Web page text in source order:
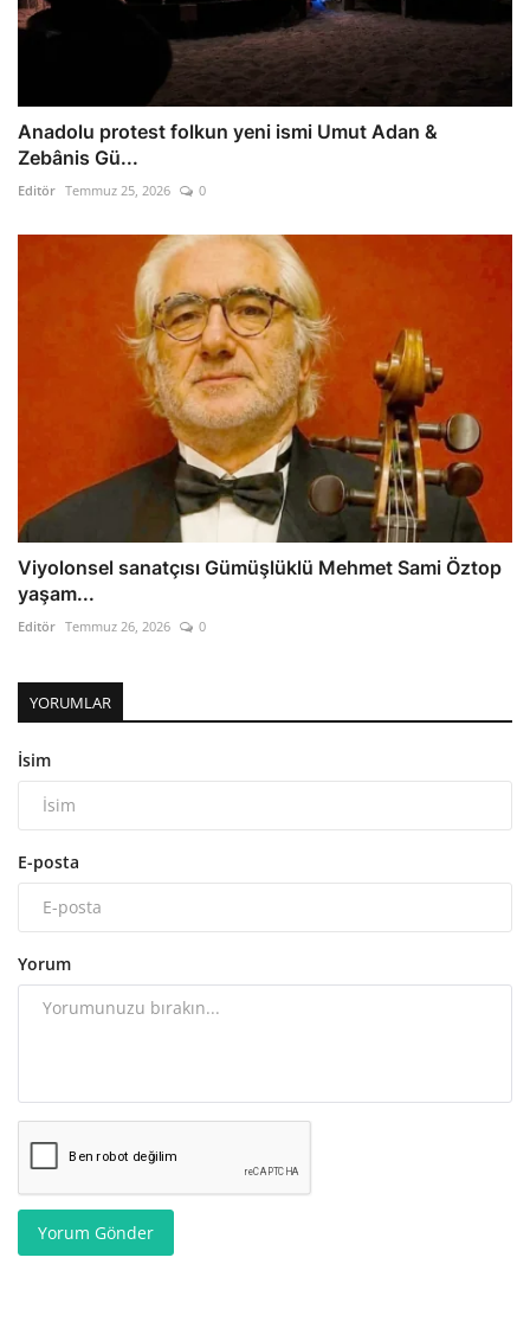
Anadolu protest folkun yeni ismi Umut Adan &
Zebânis Gü...
Editör Temmuz 25, 2026 0
Viyolonsel sanatçısı Gümüşlüklü Mehmet Sami Öztop
yaşam...
Editör Temmuz 26, 2026 0
YORUMLAR
İsim
E-posta
Yorum
Yorum Gönder